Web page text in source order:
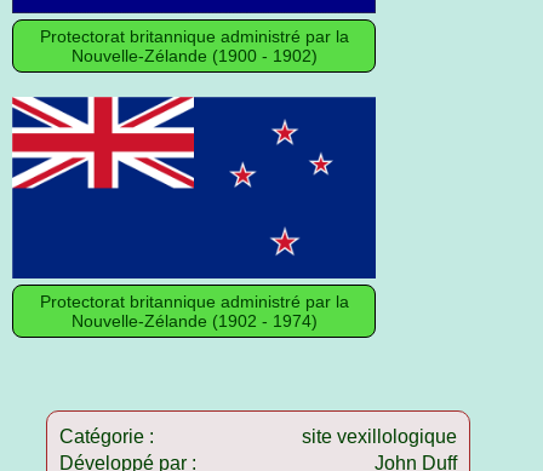
Protectorat britannique administré par la
Nouvelle-Zélande (1900 - 1902)
Protectorat britannique administré par la
Nouvelle-Zélande (1902 - 1974)
Catégorie :
site vexillologique
Développé par :
John Duff